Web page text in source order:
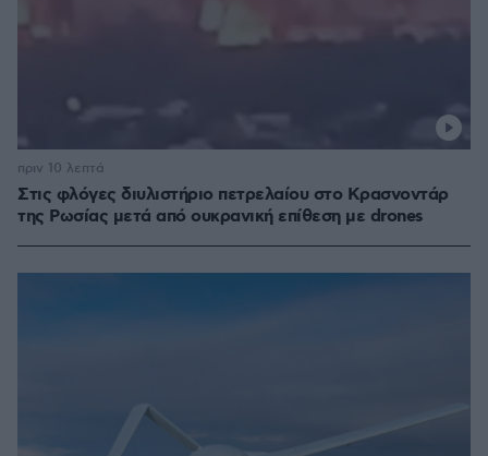
Στις φλόγες διυλιστήριο πετρελαίου στο Κρασνοντάρ
της Ρωσίας μετά από ουκρανική επίθεση με drones
πριν 10 λεπτά